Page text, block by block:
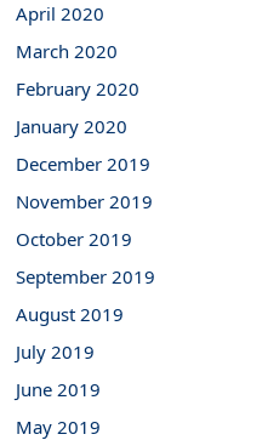
April 2020
March 2020
February 2020
January 2020
December 2019
November 2019
October 2019
September 2019
August 2019
July 2019
June 2019
May 2019